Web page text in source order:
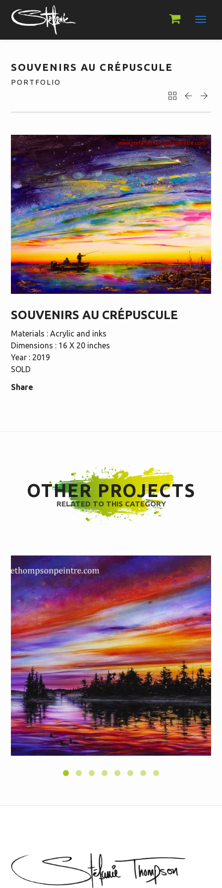
SOUVENIRS AU CRÉPUSCULE
PORTFOLIO
SOUVENIRS AU CRÉPUSCULE
Materials : Acrylic and inks
Dimensions : 16 X 20 inches
Year : 2019
SOLD
Share
OTHER PROJECTS
RELATED TO THIS CATEGORY
CONTEMPLATION AU CRÉPUSCULE